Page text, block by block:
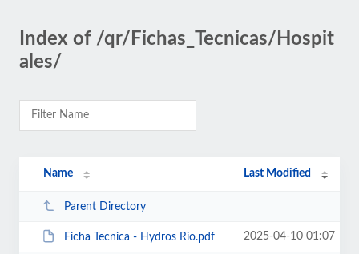
Index of /qr/Fichas_Tecnicas/Hospit
ales/
Name Last Modified
Parent Directory
Ficha Tecnica - Hydros Rio.pdf 2025-04-10 01:07